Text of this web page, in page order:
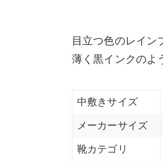
目立つ色のレイン
薄く黒インクのよ
中敷きサイズ
メーカーサイズ
靴カテゴリ